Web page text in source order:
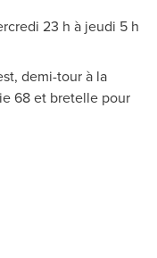
23 h à jeudi 5 h
demi-tour à la
68 et bretelle pour